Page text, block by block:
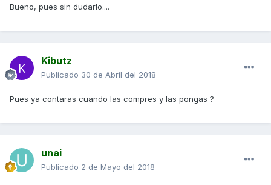
Bueno, pues sin dudarlo....
Kibutz
Publicado 30 de Abril del 2018
Pues ya contaras cuando las compres y las pongas ?
unai
Publicado 2 de Mayo del 2018